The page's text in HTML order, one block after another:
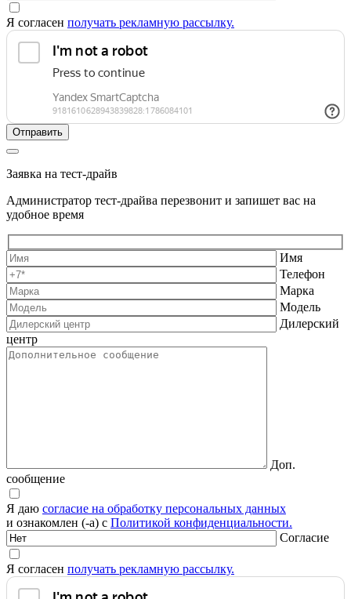
Я согласен получать рекламную рассылку.
Заявка на тест-драйв
Администратор тест-драйва перезвонит и запишет вас на
удобное время
Имя
Телефон
Марка
Модель
Дилерский
центр
Доп.
сообщение
Я даю согласие на обработку персональных данных
и ознакомлен (-а) с Политикой конфиденциальности.
Согласие
Я согласен получать рекламную рассылку.